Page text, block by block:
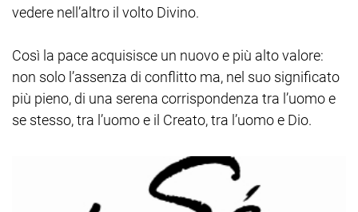
vedere nell’altro il volto Divino.
Così la pace acquisisce un nuovo e più alto valore:
non solo l’assenza di conflitto ma, nel suo significato
più pieno, di una serena corrispondenza tra l’uomo e
se stesso, tra l’uomo e il Creato, tra l’uomo e Dio.